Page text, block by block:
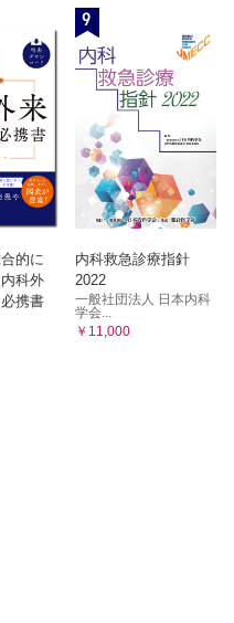
的に
科外
携書
9
内科救急診療指針
2022
一般社団法人 日本内科
学会...
￥11,000